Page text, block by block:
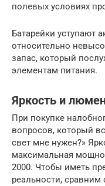
полевых условиях
Батарейки уступают
относительно
запас, который
элементам питания.
Яркость и
При покупке
вопросов, который
свет мне нужен?»
максимальная
2000. Чтобы иметь
реальности, сравним